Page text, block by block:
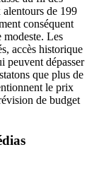
alentours de 199
conséquent
Les
accès historique
peuvent dépasser
que plus de
le prix
de budget